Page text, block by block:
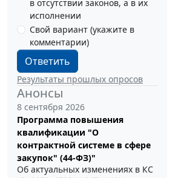
в отсутствии законов, а в их
исполнении
Свой вариант (укажите в
комментарии)
Ответить
Результаты прошлых опросов
Анонсы
8 сентября 2026
Программа повышения
квалификации "О
контрактной системе в сфере
закупок" (44-ФЗ)"
Об актуальных изменениях в КС